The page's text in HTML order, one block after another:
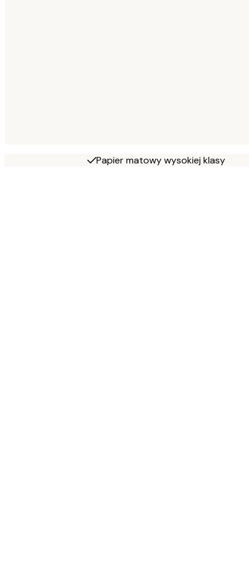
Papier matowy wysokiej klasy